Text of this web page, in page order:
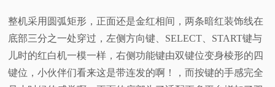
整机采用圆弧矩形，正面还是金红相间，两条暗红装饰线在
底部三分之一处穿过，左侧方向键、SELECT、START键与
儿时的红白机一模一样，右侧功能键由双键位变身棱形的四
键位，小伙伴们看来这是带连发的啊！，而按键的手感完全